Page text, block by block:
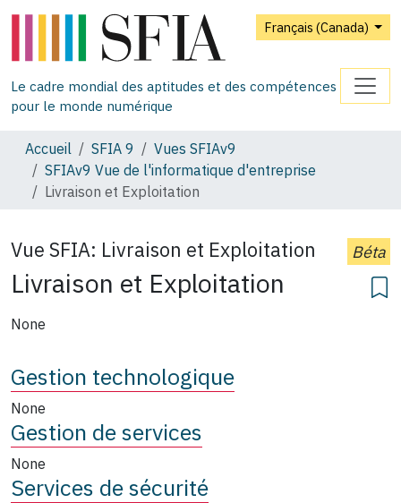
Français (Canada)
Le cadre mondial des aptitudes et des compétences
pour le monde numérique
Accueil SFIA 9
Vues SFIAv9
SFIAv9 Vue de l'informatique d'entreprise
Livraison et Exploitation
Vue SFIA: Livraison et Exploitation Béta
Livraison et Exploitation
None
Gestion technologique
None
Gestion de services
None
Services de sécurité